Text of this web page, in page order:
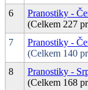
6
Pranostiky -
(Celkem 227
7
Pranostiky -
(Celkem 140
8
Pranostiky -
(Celkem 168